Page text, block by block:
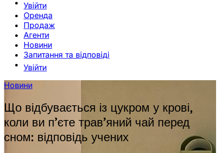
Увійти
Оренда
Продаж
Агенти
Новини
Запитання та відповіді
Увійти
Новини
Що відбувається із цукром у крові,
коли ви п’єте трав’яний чай перед
сном: відповідь учених